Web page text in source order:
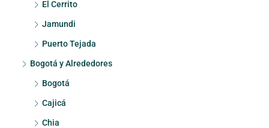
El Cerrito
Jamundi
Puerto Tejada
Bogotá y Alrededores
Bogotá
Cajicá
Chia